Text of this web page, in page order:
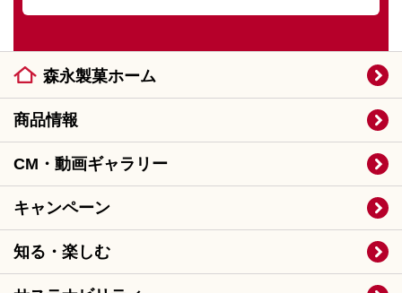
森永製菓ホーム
商品情報
CM・動画ギャラリー
キャンペーン
知る・楽しむ